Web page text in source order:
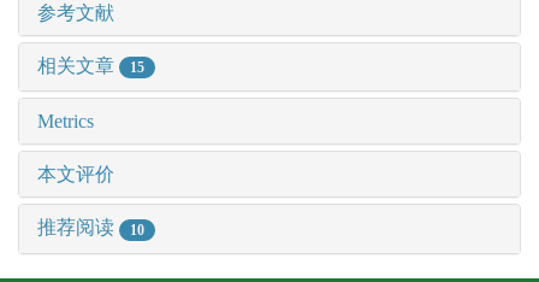
参考文献
相关文章 15
Metrics
本文评价
推荐阅读 10